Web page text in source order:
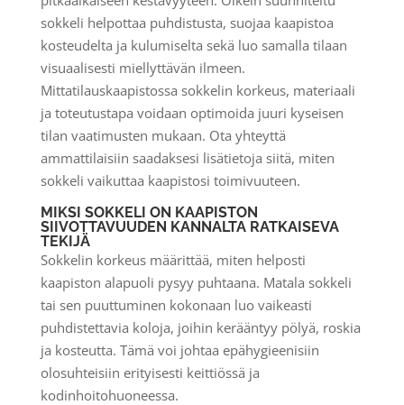
sokkeli helpottaa puhdistusta, suojaa kaapistoa
kosteudelta ja kulumiselta sekä luo samalla tilaan
visuaalisesti miellyttävän ilmeen.
Mittatilauskaapistossa sokkelin korkeus, materiaali
ja toteutustapa voidaan optimoida juuri kyseisen
tilan vaatimusten mukaan. Ota yhteyttä
ammattilaisiin saadaksesi lisätietoja siitä, miten
sokkeli vaikuttaa kaapistosi toimivuuteen.
MIKSI SOKKELI ON KAAPISTON
SIIVOTTAVUUDEN KANNALTA RATKAISEVA
TEKIJÄ
Sokkelin korkeus määrittää, miten helposti
kaapiston alapuoli pysyy puhtaana. Matala sokkeli
tai sen puuttuminen kokonaan luo vaikeasti
puhdistettavia koloja, joihin kerääntyy pölyä, roskia
ja kosteutta. Tämä voi johtaa epähygieenisiin
olosuhteisiin erityisesti keittiössä ja
kodinhoitohuoneessa.